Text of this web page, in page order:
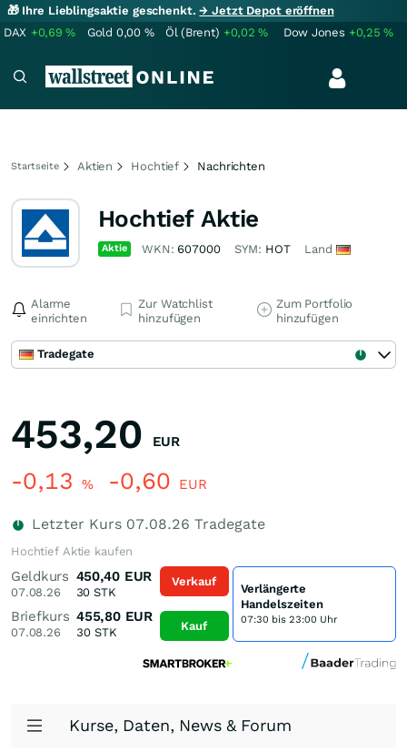
🎁 Ihre Lieblingsaktie geschenkt.→ Jetzt Depot eröffnen
DAX +0,69% Gold 0,00 % Öl (Brent) +0,02% Dow Jones +0,25%
Startseite Aktien Hochtief Nachrichten
Hochtief Aktie
Aktie WKN: 607000 SYM: HOT Land
Alarme
einrichten
Zur Watchlist
hinzufügen
Zum Portfolio
hinzufügen
Tradegate
453,20 EUR
-0,13 % -0,60 EUR
Letzter Kurs 07.08.26 Tradegate
Hochtief Aktie kaufen
Geldkurs
07.08.26
450,40 EUR
30 STK
Briefkurs
07.08.26
455,80 EUR
30 STK
Verkauf
Kauf
Verlängerte
Handelszeiten
07:30 bis 23:00 Uhr
Kurse, Daten, News & Forum